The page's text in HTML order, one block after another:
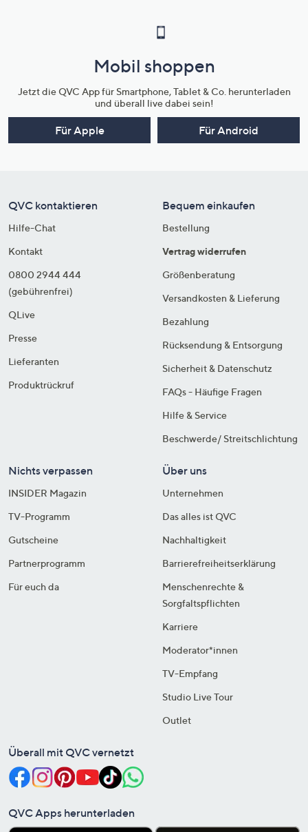
Mobil shoppen
Jetzt die QVC App für Smartphone, Tablet & Co. herunterladen
und überall live dabei sein!
Für Apple Für Android
QVC kontaktieren
Hilfe-Chat
Kontakt
0800 2944 444
(gebührenfrei)
QLive
Presse
Lieferanten
Produktrückruf
Bequem einkaufen
Bestellung
Vertrag widerrufen
Größenberatung
Versandkosten & Lieferung
Bezahlung
Rücksendung & Entsorgung
Sicherheit & Datenschutz
FAQs - Häufige Fragen
Hilfe & Service
Beschwerde/ Streitschlichtung
Nichts verpassen
INSIDER Magazin
TV-Programm
Gutscheine
Partnerprogramm
Für euch da
Über uns
Unternehmen
Das alles ist QVC
Nachhaltigkeit
Barrierefreiheitserklärung
Menschenrechte &
Sorgfaltspflichten
Karriere
Moderator*innen
TV-Empfang
Studio Live Tour
Outlet
Überall mit QVC vernetzt
QVC Apps herunterladen